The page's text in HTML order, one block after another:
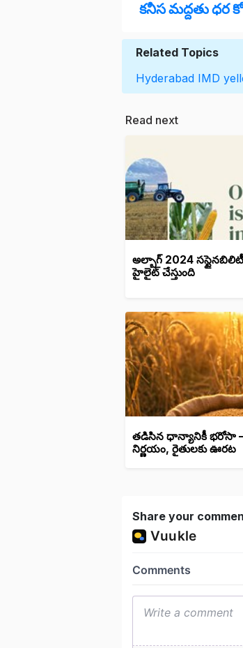
కనీస మద్దతు
Related Topics
Hyderabad IMD
Read next
అల్బాగ్ 2024
హైలైట్ చేస్తుంది
తడిసిన ధాన్యానికీ భరోసా –
నిర్ణయం, రైతులకు ఊరట
Share your